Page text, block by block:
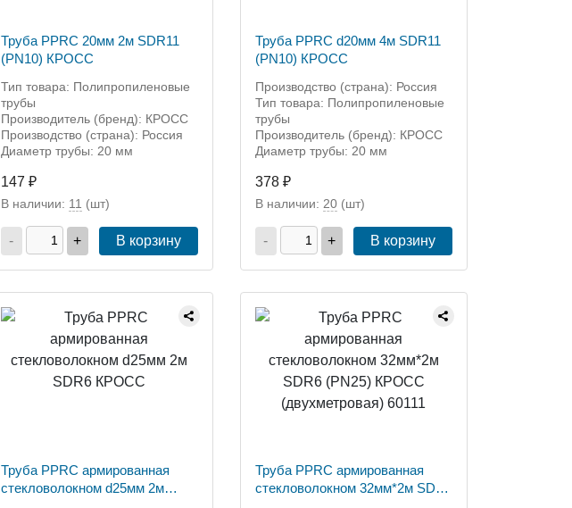
Труба PPRC 20мм 2м SDR11
(PN10) КРОСС
Тип товара: Полипропиленовые
трубы
Производитель (бренд): КРОСС
Производство (страна): Россия
Диаметр трубы: 20 мм
147 ₽
В наличии: 11 (шт)
- + В корзину
Труба PPRC d20мм 4м SDR11
(PN10) КРОСС
Производство (страна): Россия
Тип товара: Полипропиленовые
трубы
Производитель (бренд): КРОСС
Диаметр трубы: 20 мм
378 ₽
В наличии: 20(шт)
- + В корзину
Труба PPRC армированная
стекловолокном d25мм 2м
Труба PPRC армированная
стекловолокном 32мм*2м SDR6